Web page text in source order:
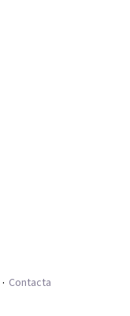
Contacta